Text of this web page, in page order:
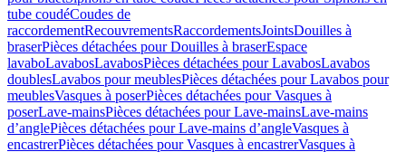
tube coudéCoudes de
raccordementRecouvrementsRaccordementsJointsDouilles à
braserPièces détachées pour Douilles à braserEspace
lavaboLavabosLavabosPièces détachées pour LavabosLavabos
doublesLavabos pour meublesPièces détachées pour Lavabos pour
meublesVasques à poserPièces détachées pour Vasques à
poserLave-mainsPièces détachées pour Lave-mainsLave-mains
d’anglePièces détachées pour Lave-mains d’angleVasques à
encastrerPièces détachées pour Vasques à encastrerVasques à